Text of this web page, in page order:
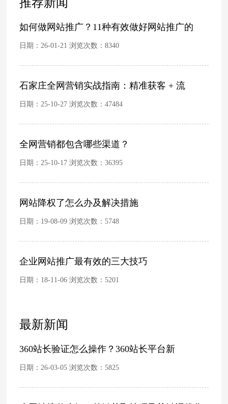
如何做网站推广？11种有效做好网站推广的
日期：26-01-21 浏览次数：8340
石家庄全网营销实战指南：精准获客 + 流
日期：25-10-27 浏览次数：47484
全网营销都包含哪些渠道？
日期：25-10-17 浏览次数：36395
网站降权了怎么办及解决措施
日期：19-08-09 浏览次数：5748
企业网站推广最有效的三大技巧
日期：18-11-06 浏览次数：5201
最新新闻
360站长验证怎么操作？360站长平台新
日期：26-03-05 浏览次数：5825